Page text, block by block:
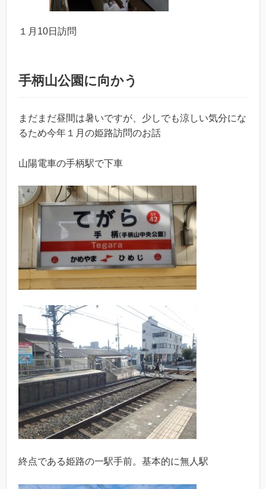
１月10日訪問
手柄山公園に向かう
まだまだ昼間は暑いですが、少しでも涼しい気分にな
るため今年１月の姫路訪問のお話
山陽電車の手柄駅で下車
終点である姫路の一駅手前。基本的に無人駅